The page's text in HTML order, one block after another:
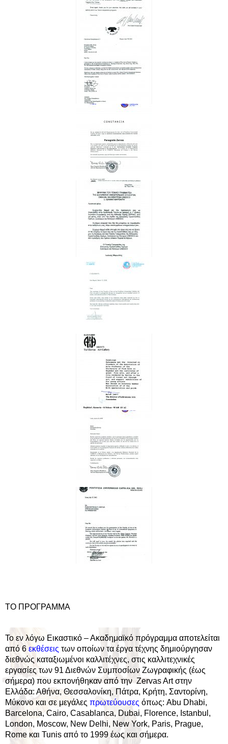
ΤΟ ΠΡΟΓΡΑΜΜΑ
Το εν λόγω Εικαστικό – Ακαδημαϊκό πρόγραμμα αποτελείται
από 6 εκθέσεις των οποίων τα έργα τέχνης δημιούργησαν
διεθνώς καταξιωμένοι καλλιτέχνες, στις καλλιτεχνικές
εργασίες των 91 Διεθνών Συμποσίων Ζωγραφικής (έως
σήμερα) που εκπονήθηκαν από την Zervas Art στην
Ελλάδα: Αθήνα, Θεσσαλονίκη, Πάτρα, Κρήτη, Σαντορίνη,
Μύκονο και σε μεγάλες πρωτεύουσες όπως: Abu Dhabi,
Barcelona, Cairo, Casablanca, Dubai, Florence, Istanbul,
London, Moscow, New Delhi, New York, Paris, Prague,
Rome και Tunis από το 1999 έως και σήμερα.